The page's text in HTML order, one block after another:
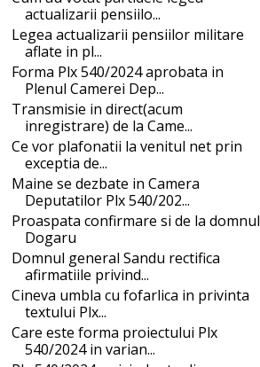
actualizarii pensiilo...
Legea actualizarii pensiilor militare
aflate in pl...
Forma Plx 540/2024 aprobata in
Plenul Camerei Dep...
Transmisie in direct(acum
inregistrare) de la Came...
Ce vor plafonatii la venitul net prin
exceptia de...
Maine se dezbate in Camera
Deputatilor Plx 540/202...
Proaspata confirmare si de la domnul
Dogaru
Domnul general Sandu rectifica
afirmatiile privind...
Cineva umbla cu fofarlica in privinta
textului Plx...
Care este forma proiectului Plx
540/2024 in varian...